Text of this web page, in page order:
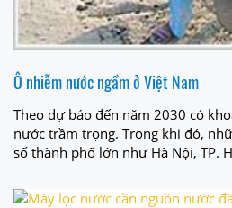
Ô nhiễm nước ngầm ở Việt Nam
Theo dự báo đến năm 2030 có
nước trầm trọng. Trong khi đó,
số thành phố lớn như Hà Nội, TP.